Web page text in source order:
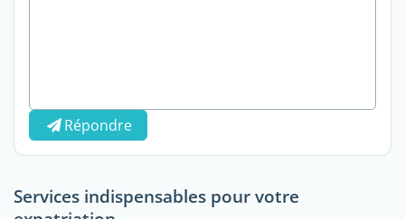
Répondre
Services indispensables pour votre